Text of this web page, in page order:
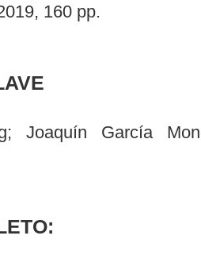
160 pp.
Joaquín García